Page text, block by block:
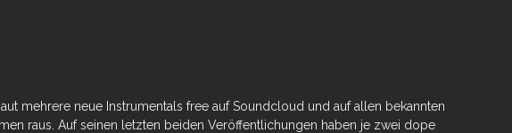
mehrere neue Instrumentals free auf Soundcloud und auf allen bekannten
raus. Auf seinen letzten beiden Veröffentlichungen haben je zwei dope